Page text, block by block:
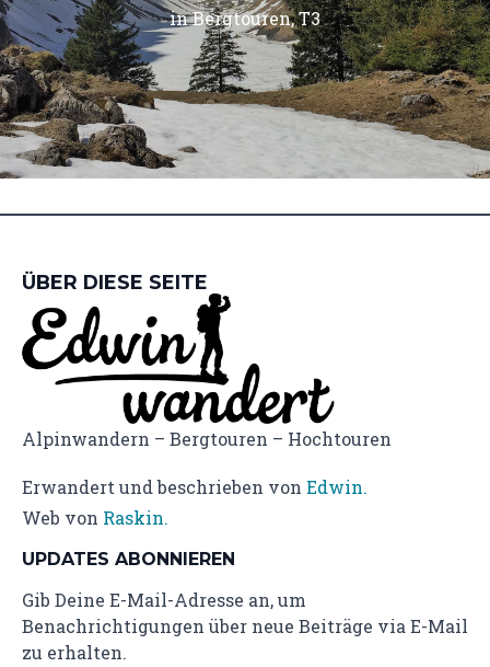
in Bergtouren T3
ÜBER DIESE SEITE
Alpinwandern – Bergtouren – Hochtouren
Erwandert und beschrieben von Edwin.
Web von Raskin.
UPDATES ABONNIEREN
Gib Deine E-Mail-Adresse an, um
Benachrichtigungen über neue Beiträge via E-Mail
zu erhalten.